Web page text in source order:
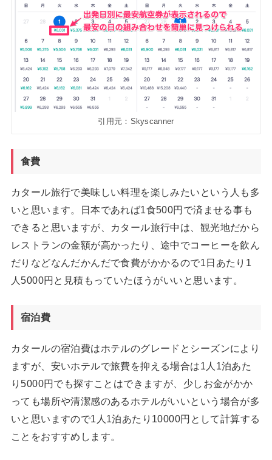
引用元：Skyscanner
食費
カタール旅行で美味しい料理を楽しみたいという人も多
いと思います。日本であれば1食500円で済ませる事も
できると思いますが、カタール旅行中は、観光地だから
レストランの金額が高かったり、途中でコーヒーを飲ん
だりなどなんだかんだで食費がかかるので1日あたり1
人5000円と見積もっていたほうがいいと思います。
宿泊費
カタールの宿泊費はホテルのグレードとシーズンにより
ますが、安いホテルで旅費を抑える場合は1人1泊あた
り5000円でも探すことはできますが、少しお金がかか
っても場所や清潔感のあるホテルがいいという場合が多
いと思いますので1人1泊あたり10000円として計算する
ことをおすすめします。